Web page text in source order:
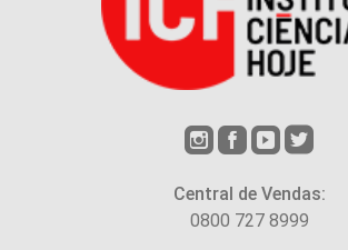
Central de Vendas:
0800 727 8999